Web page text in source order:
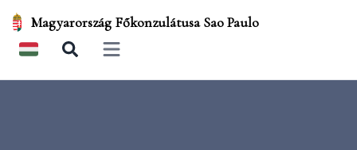
Magyarország Főkonzulátusa Sao Paulo
Open main menu